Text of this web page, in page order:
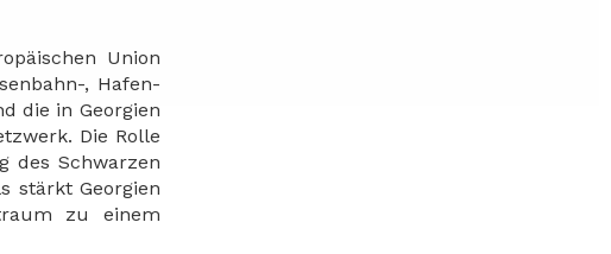
Union
, Hafen-
die in Georgien
Die Rolle
des Schwarzen
stärkt Georgien
zu einem